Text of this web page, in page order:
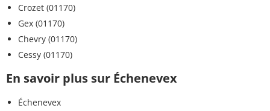
Crozet (01170)
Gex (01170)
Chevry (01170)
Cessy (01170)
En savoir plus sur Échenevex
Échenevex